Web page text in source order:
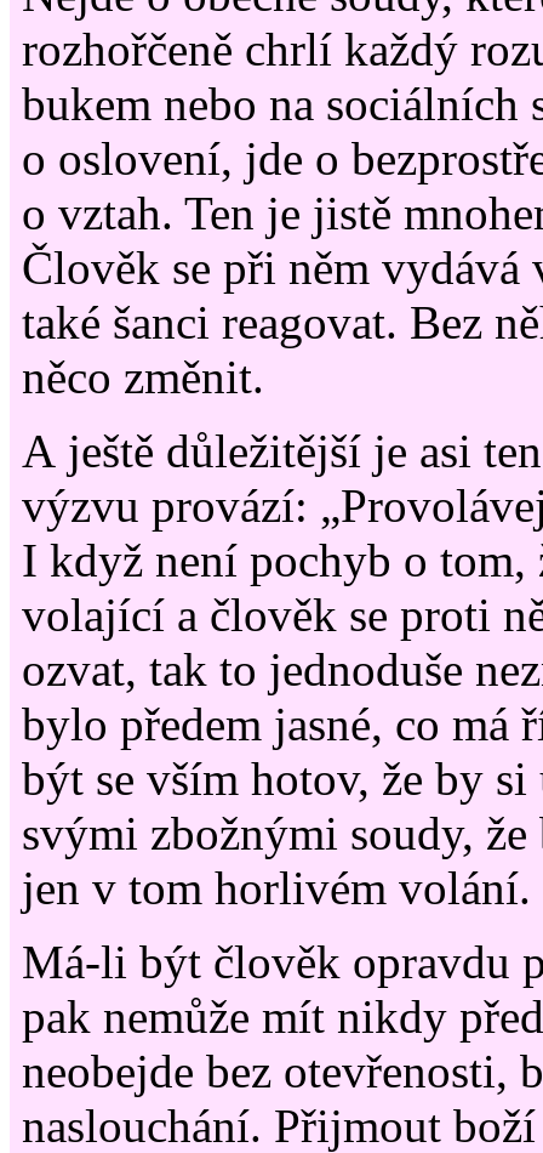
rozhořčeně chrlí každý
bukem nebo na sociálních
o oslovení, jde o
o vztah. Ten je jistě
Člověk se při něm vydává
také šanci reagovat. Bez
něco změnit.
A ještě důležitější je asi
výzvu provází:
I když není pochyb o tom,
volající a člověk se proti
ozvat, tak to jednoduše
bylo předem jasné, co má
být se vším hotov, že by si
svými zbožnými soudy,
jen v tom horlivém volání.
Má-li být člověk opravdu
pak nemůže mít nikdy
neobejde bez otevřenosti,
naslouchání. Přijmout